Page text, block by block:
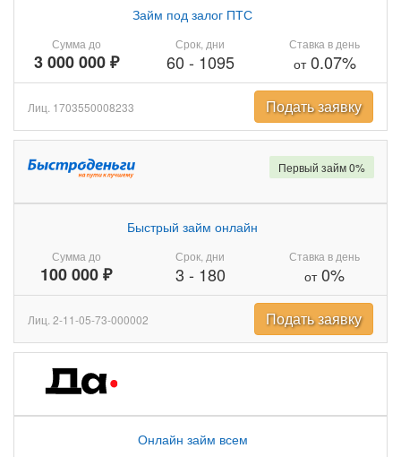
Сумма до
3 000 000 ₽
Займ под залог ПТС
Срок, дни
60 - 1095
Ставка в день
от0.07%
Лиц. 1703550008233 Подать заявку
Сумма до
100 000 ₽
Быстрый займ онлайн
Срок, дни
3 - 180
Ставка в день
от0%
Первый займ 0%
Лиц. 2-11-05-73-000002 Подать заявку
Онлайн займ всем